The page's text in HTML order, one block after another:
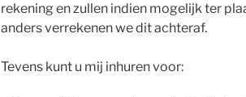
rekening en zullen indien mogelijk ter
anders verrekenen we dit achteraf.
Tevens kunt u mij inhuren voor: